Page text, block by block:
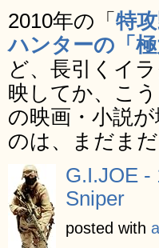
2010年の「 特
ハンターの「
ど、長引くイ
映してか、こ
の映画・小説
のは、まだま
G.I.JOE -
Sniper
posted with